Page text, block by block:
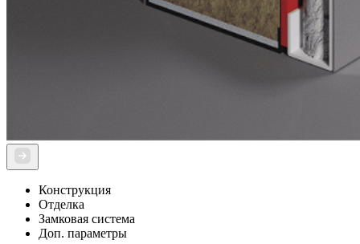
Конструкция
Отделка
Замковая система
Доп. параметры